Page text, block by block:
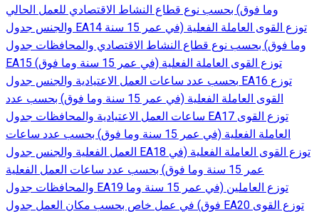
وما فوق) بحسب نوع قطاع النشاط الاقتصادي للعمل الحالي
والجنس جدول EA14 توزع القوى العاملة الفعلية (في عمر 15 سنة
وما فوق) بحسب نوع قطاع النشاط الاقتصادي والمحافظات جدول
EA15 توزع القوى العاملة الفعلية (في عمر 15 سنة وما فوق)
بحسب عدد ساعات العمل الاعتيادية والجنس جدول EA16 توزع
القوى العاملة الفعلية (في عمر 15 سنة وما فوق) بحسب عدد
ساعات العمل الاعتيادية والمحافظات جدول EA17 توزع القوى
العاملة الفعلية (في عمر 15 سنة وما فوق) بحسب عدد ساعات
العمل الفعلية والجنس جدول EA18 توزع القوى العاملة الفعلية (في
عمر 15 سنة وما فوق) بحسب عدد ساعات العمل الفعلية
والمحافظات جدول EA19 توزع العاملين (في عمر 15 سنة وما
فوق) في عمل خاص بحسب مكان العمل جدول EA20 توزع القوى